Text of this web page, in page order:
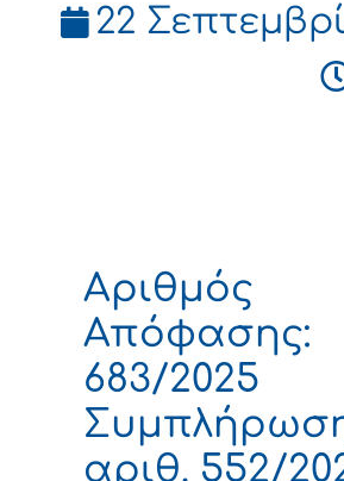
22
Αριθμός
Απόφασης:
683/2025
αριθ. 552/